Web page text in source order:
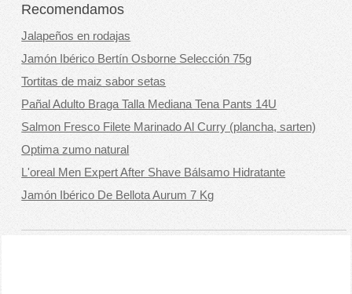
Recomendamos
Jalapeños en rodajas
Jamón Ibérico Bertín Osborne Selección 75g
Tortitas de maiz sabor setas
Pañal Adulto Braga Talla Mediana Tena Pants 14U
Salmon Fresco Filete Marinado Al Curry (plancha, sarten)
Optima zumo natural
L'oreal Men Expert After Shave Bálsamo Hidratante
Jamón Ibérico De Bellota Aurum 7 Kg